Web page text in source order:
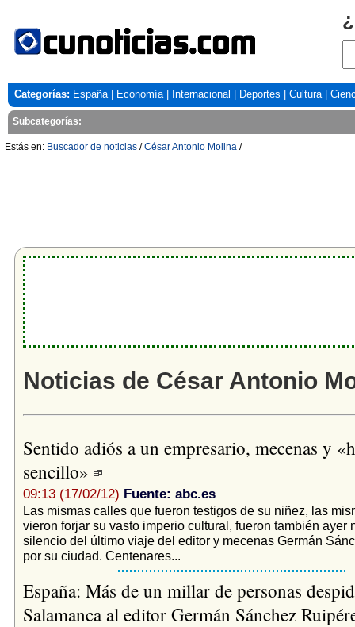
Categorías: España| Economía| Internacional Deportes Cultura|
Subcategorías:
Estás en: Buscador de noticias /César Antonio Molina /
Noticias de César Antonio
Sentido adiós a un empresario, mecenas y
sencillo»
09:13 (17/02/12) Fuente: abc.es
Las mismas calles que fueron testigos de su niñez, las
vieron forjar su vasto imperio cultural, fueron también ayer
silencio del último viaje del editor y mecenas Germán
por su ciudad. Centenares...
España: Más de un millar de personas
Salamanca al editor Germán Sánchez